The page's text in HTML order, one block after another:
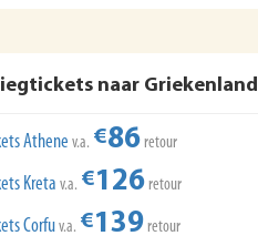
naar Griekenland
Athene v.a. €86 retour
Kreta v.a. €126 retour
Corfuv.a. €139 retour